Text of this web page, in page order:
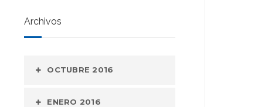
Archivos
OCTUBRE 2016
ENERO 2016